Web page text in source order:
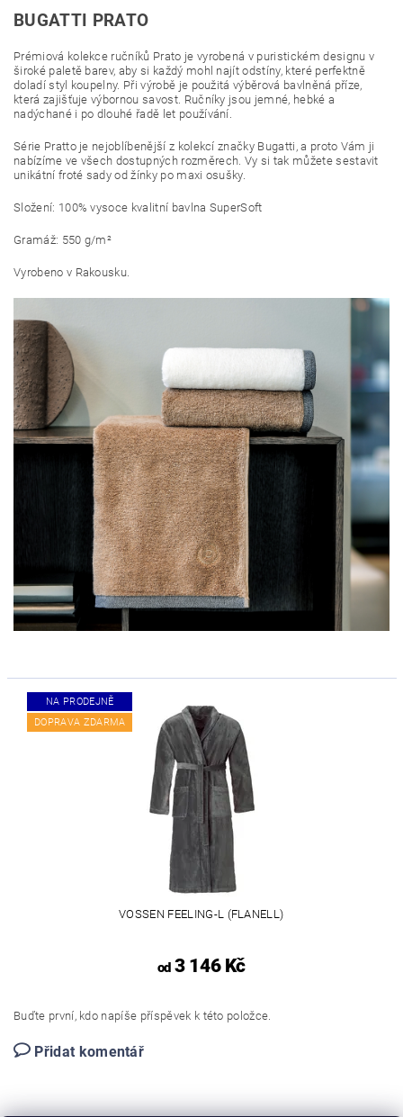
BUGATTI PRATO
Prémiová kolekce ručníků Prato je vyrobená v puristickém designu v
široké paletě barev, aby si každý mohl najít odstíny, které perfektně
doladí styl koupelny. Při výrobě je použitá výběrová bavlněná příze,
která zajišťuje výbornou savost. Ručníky jsou jemné, hebké a
nadýchané i po dlouhé řadě let používání.
Série Pratto je nejoblíbenější z kolekcí značky Bugatti, a proto Vám ji
nabízíme ve všech dostupných rozměrech. Vy si tak můžete sestavit
unikátní froté sady od žínky po maxi osušky.
Složení: 100% vysoce kvalitní bavlna SuperSoft
Gramáž: 550 g/m²
Vyrobeno v Rakousku.
NA PRODEJNĚ
DOPRAVA ZDARMA
VOSSEN FEELING-L (FLANELL)
od3 146 Kč
Buďte první, kdo napíše příspěvek k této položce.
Přidat komentář